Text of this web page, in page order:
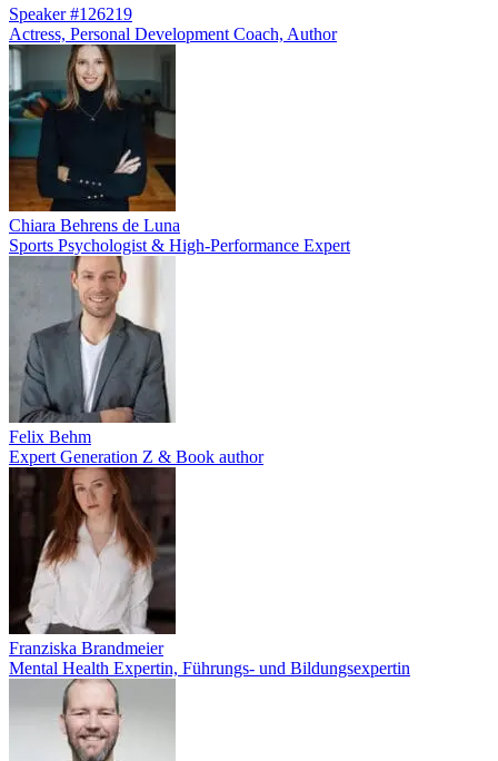
Speaker #126219
Actress, Personal Development Coach, Author
Chiara Behrens de Luna
Sports Psychologist & High-Performance Expert
Felix Behm
Expert Generation Z & Book author
Franziska Brandmeier
Mental Health Expertin, Führungs- und Bildungsexpertin